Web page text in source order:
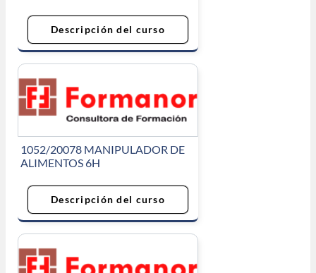
Descripción del curso
1052/20078 MANIPULADOR DE
ALIMENTOS 6H
Descripción del curso